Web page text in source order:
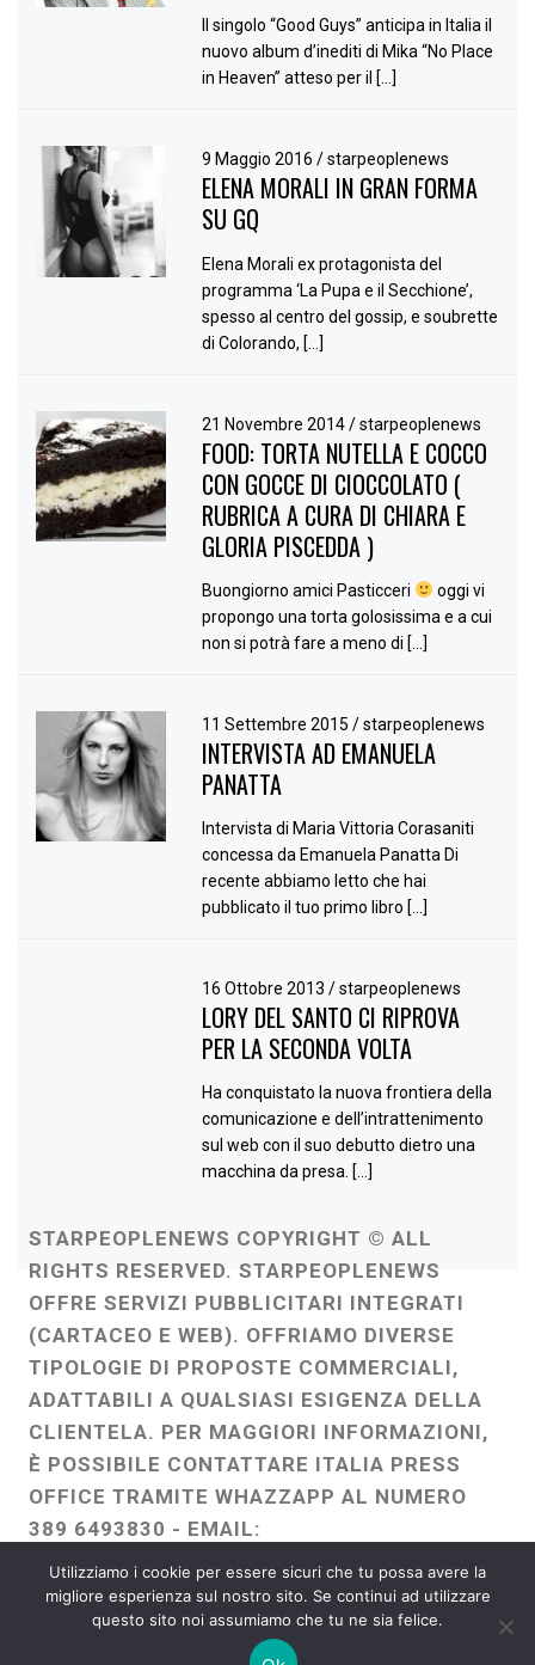
Il singolo “Good Guys” anticipa in Italia il
nuovo album d’inediti di Mika “No Place
in Heaven” atteso per il […]
9 Maggio 2016/ starpeoplenews
ELENA MORALI IN GRAN FORMA
SU GQ
Elena Morali ex protagonista del
programma ‘La Pupa e il Secchione’,
spesso al centro del gossip, e soubrette
di Colorando, […]
21 Novembre 2014/ starpeoplenews
FOOD: TORTA NUTELLA E COCCO
CON GOCCE DI CIOCCOLATO (
RUBRICA A CURA DI CHIARA E
GLORIA PISCEDDA )
Buongiorno amici Pasticceri
oggi vi
propongo una torta golosissima e a cui
non si potrà fare a meno di […]
11 Settembre 2015/ starpeoplenews
INTERVISTA AD EMANUELA
PANATTA
Intervista di Maria Vittoria Corasaniti
concessa da Emanuela Panatta Di
recente abbiamo letto che hai
pubblicato il tuo primo libro […]
16 Ottobre 2013/ starpeoplenews
LORY DEL SANTO CI RIPROVA
PER LA SECONDA VOLTA
Ha conquistato la nuova frontiera della
comunicazione e dell’intrattenimento
sul web con il suo debutto dietro una
macchina da presa. […]
STARPEOPLENEWS COPYRIGHT © ALL
RIGHTS RESERVED. STARPEOPLENEWS
OFFRE SERVIZI PUBBLICITARI INTEGRATI
(CARTACEO E WEB). OFFRIAMO DIVERSE
TIPOLOGIE DI PROPOSTE COMMERCIALI,
ADATTABILI A QUALSIASI ESIGENZA DELLA
CLIENTELA. PER MAGGIORI INFORMAZIONI,
È POSSIBILE CONTATTARE ITALIA PRESS
OFFICE TRAMITE WHAZZAPP AL NUMERO
389 6493830 - EMAIL:
ITALIAPRESSOFFICE@GMAIL.COM
WEBMASTER :FRANCESCO GENTILE
FREELANCE
Utilizziamo i cookie per essere sicuri che tu possa avere la
migliore esperienza sul nostro sito. Se continui ad utilizzare
questo sito noi assumiamo che tu ne sia felice.